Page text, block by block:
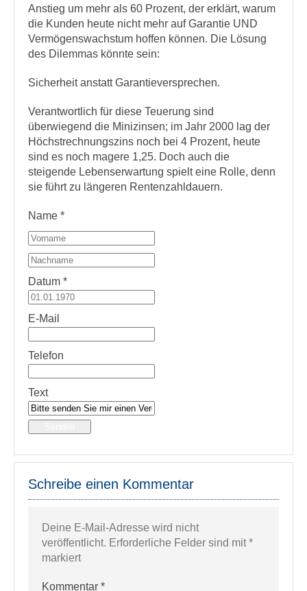
Anstieg um mehr als 60 Prozent, der erklärt, warum
die Kunden heute nicht mehr auf Garantie UND
Vermögenswachstum hoffen können. Die Lösung
des Dilemmas könnte sein:
Sicherheit anstatt Garantieversprechen.
Verantwortlich für diese Teuerung sind
überwiegend die Minizinsen; im Jahr 2000 lag der
Höchstrechnungszins noch bei 4 Prozent, heute
sind es noch magere 1,25. Doch auch die
steigende Lebenserwartung spielt eine Rolle, denn
sie führt zu längeren Rentenzahldauern.
Name *
Datum *
E-Mail
Telefon
Text
Schreibe einen Kommentar
Deine E-Mail-Adresse wird nicht
veröffentlicht. Erforderliche Felder sind mit*
markiert
Kommentar *